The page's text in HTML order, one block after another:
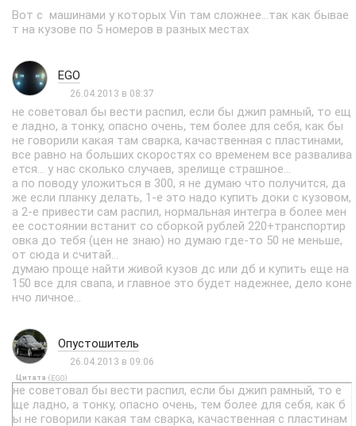
Вот с машинами у которых Vin там сложнее...так как бывае
т на кузове по 5 номеров в разных местах
EGO
26.04.2013 в 08:37
не советовал бы вести распил, если бы джип рамный, то ещ
е ладно, а тонку, опасно очень, тем более для себя, как бы
не говорили какая там сварка, качаственная с пластинами,
все равно на больших скоростях со временем все развалива
ется... у нас сколько случаев, зрелище страшное...
а по поводу уложиться в 300, я не думаю что получится, да
же если планку делать, 1-е это надо купить доки с кузовом,
а 2-е привести сам распил, нормальная интегра в более мен
ее состоянии встанит со сборкой рублей 220+транспортир
овка до тебя (цен не знаю) но думаю где-то 50 не меньше,
от сюда и считай...
думаю проще найти живой кузов дс или дб и купить еще на
150 все для свапа, и главное это будет надежнее, дело коне
нчо личное...
Опустошитель
26.04.2013 в 09:06
Цитата (EGO)
не советовал бы вести распил, если бы джип рамный, то е
ще ладно, а тонку, опасно очень, тем более для себя, как б
ы не говорили какая там сварка, качаственная с пластинам